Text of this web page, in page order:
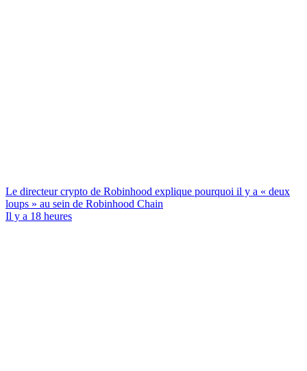
Le directeur crypto de Robinhood explique pourquoi il y a « deux
loups » au sein de Robinhood Chain
Il y a 18 heures